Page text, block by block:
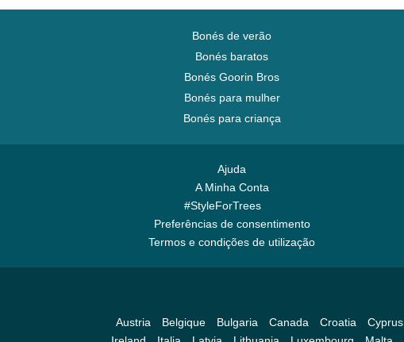
Bonés de verão
Bonés baratos
Bonés Goorin Bros
Bonés para mulher
Bonés para criança
Ajuda
A Minha Conta
#StyleForTrees
Preferências de consentimento
Termos e condições de utilização
Austria Belgique Bulgaria Canada Croatia Cyprus